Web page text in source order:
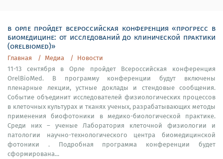
в орле пройдет всероссийская конференция «прогресс в
биомедицине: от исследований до клинической практики
(orelbiomed)»
Главная Медиа
Новости
11-13 сентября в Орле пройдет Всероссийская конференция
OrelBioMed. В программу конференции будут включены
пленарные лекции, устные доклады и стендовые сообщения.
Событие объединит исследователей физиологических процессов
в клеточных культурах и тканях ученых, разрабатывающих методы
применения биофотоники в медико-биологической практике.
Среди них – ученые Лаборатория клеточной физиологии и
патологии научно-технологического центра биомедицинской
фотоники . Подробная программа конференции будет
сформирована...